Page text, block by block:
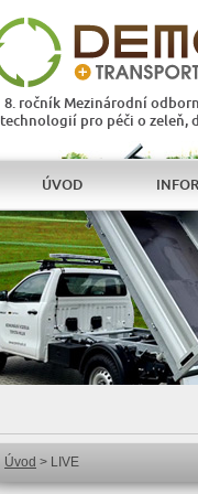
8. ročník Mezinárodní
technologií pro péči o zeleň,
ÚVOD
Úvod > LIVE